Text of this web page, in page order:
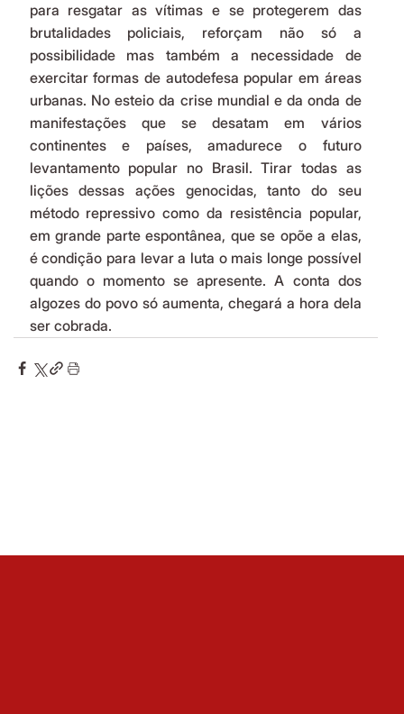
para resgatar as vítimas e se protegerem das
brutalidades policiais, reforçam não só a
possibilidade mas também a necessidade de
exercitar formas de autodefesa popular em áreas
urbanas. No esteio da crise mundial e da onda de
manifestações que se desatam em vários
continentes e países, amadurece o futuro
levantamento popular no Brasil. Tirar todas as
lições dessas ações genocidas, tanto do seu
método repressivo como da resistência popular,
em grande parte espontânea, que se opõe a elas,
é condição para levar a luta o mais longe possível
quando o momento se apresente. A conta dos
algozes do povo só aumenta, chegará a hora dela
ser cobrada.